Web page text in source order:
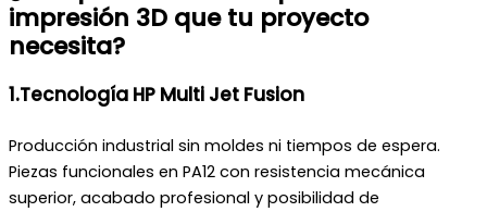
impresión 3D que tu proyecto
necesita?
1.Tecnología HP Multi Jet Fusion
Producción industrial sin moldes ni tiempos de espera.
Piezas funcionales en PA12 con resistencia mecánica
superior, acabado profesional y posibilidad de